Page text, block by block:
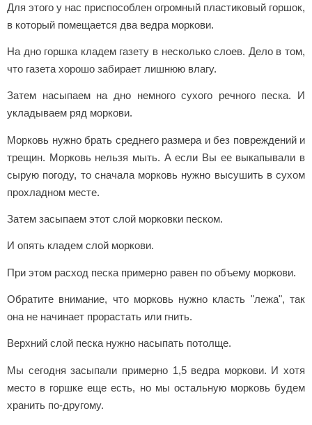
Для этого у нас приспособлен огромный пластиковый горшок,
в который помещается два ведра моркови.
На дно горшка кладем газету в несколько слоев. Дело в том,
что газета хорошо забирает лишнюю влагу.
Затем насыпаем на дно немного сухого речного песка. И
укладываем ряд моркови.
Морковь нужно брать среднего размера и без повреждений и
трещин. Морковь нельзя мыть. А если Вы ее выкапывали в
сырую погоду, то сначала морковь нужно высушить в сухом
прохладном месте.
Затем засыпаем этот слой морковки песком.
И опять кладем слой моркови.
При этом расход песка примерно равен по объему моркови.
Обратите внимание, что морковь нужно класть "лежа", так
она не начинает прорастать или гнить.
Верхний слой песка нужно насыпать потолще.
Мы сегодня засыпали примерно 1,5 ведра моркови. И хотя
место в горшке еще есть, но мы остальную морковь будем
хранить по-другому.